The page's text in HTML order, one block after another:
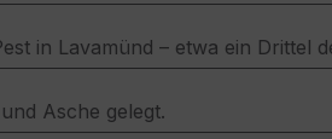
in Lavamünd – etwa ein
Asche gelegt.